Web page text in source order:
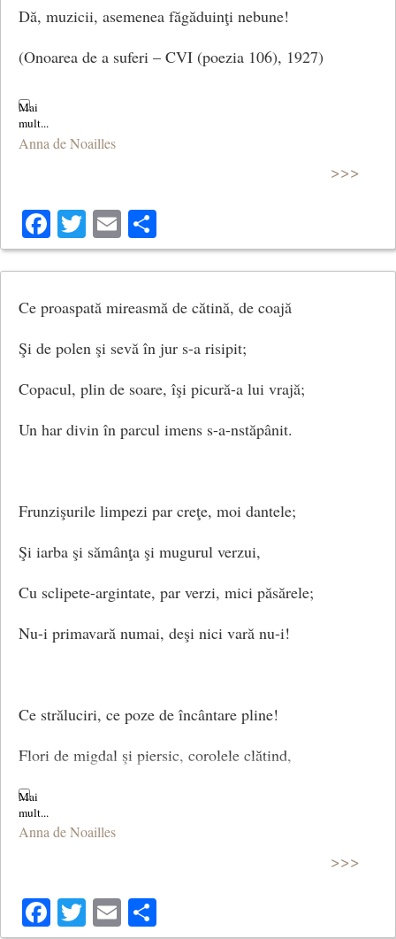
Tristeţea sufletului meu
Doar nopţii singure-mi pot plânge.
Copacii-au simţuri şi râvnesc,
Suspinele-i se risipesc
În bolta fumurie, joasă.
Văzduhul, vezi, e înflorit.
O, taci, pe tine te vreau doară;
Vreau ochiu-ţi împăinjenit…
Un strigăt lung, necontenit.
Şi plângi, copilul meu iubit!
(Seară romantică)
Dă, muzicii, asemenea făgăduinţi nebune!
(Onoarea de a suferi – CVI (poezia 106), 1927)
Anna de Noailles
>>>
Facebook
Twitter
Email
Ce proaspată mireasmă de cătină, de coajă
Şi de polen şi sevă în jur s-a risipit;
Copacul, plin de soare, îşi picură-a lui vrajă;
Un har divin în parcul imens s-a-nstăpânit.
Frunzişurile limpezi par creţe, moi dantele;
Şi iarba şi sămânţa şi mugurul verzui,
Cu sclipete-argintate, par verzi, mici păsărele;
Nu-i primavară numai, deşi nici vară nu-i!
Ce străluciri, ce poze de încântare pline!
Flori de migdal şi piersic, corolele clătind,
Vibrează ca o roză roire de albine,
Cu inima parfumate şi guri spre noi tânjind.
Nimic nu mişcă. Pacea-i deplină în natură!
Anna de Noailles
>>>
Facebook
Twitter
Email